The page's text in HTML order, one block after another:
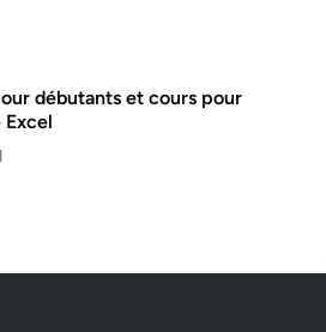
débutants et cours pour